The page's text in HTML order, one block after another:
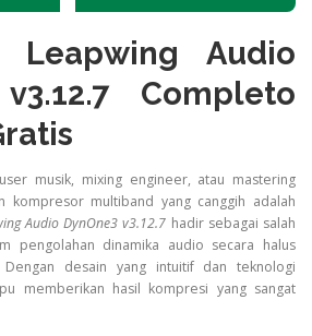
Leapwing Audio
Completo
musik, mixing engineer, atau mastering
kompresor multiband yang canggih adalah
Audio DynOne3 v3.12.7 hadir sebagai salah
pengolahan dinamika audio secara halus
desain yang intuitif dan teknologi
memberikan hasil kompresi yang sangat